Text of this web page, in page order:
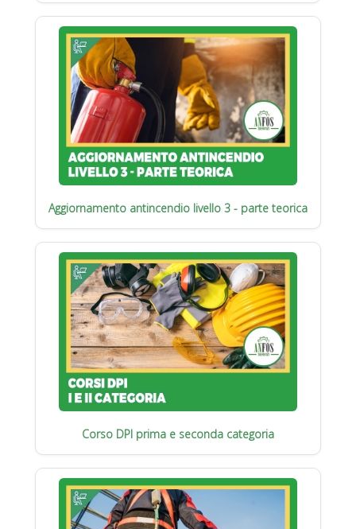
Aggiornamento antincendio livello 3 - parte teorica
Corso DPI prima e seconda categoria